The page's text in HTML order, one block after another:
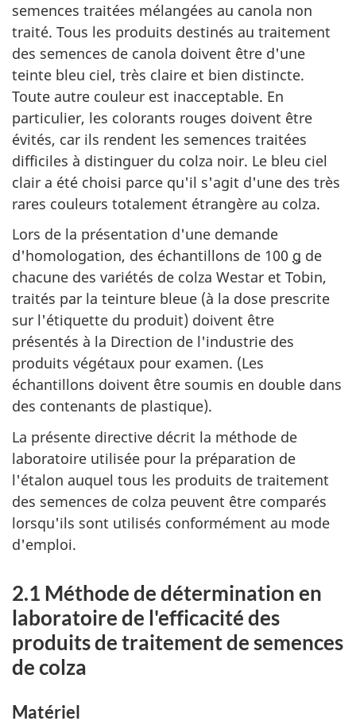
semences traitées mélangées au canola non
traité. Tous les produits destinés au traitement
des semences de canola doivent être d'une
teinte bleu ciel, très claire et bien distincte.
Toute autre couleur est inacceptable. En
particulier, les colorants rouges doivent être
évités, car ils rendent les semences traitées
difficiles à distinguer du colza noir. Le bleu ciel
clair a été choisi parce qu'il s'agit d'une des très
rares couleurs totalement étrangère au colza.
Lors de la présentation d'une demande
d'homologation, des échantillons de 100 g de
chacune des variétés de colza Westar et Tobin,
traités par la teinture bleue (à la dose prescrite
sur l'étiquette du produit) doivent être
présentés à la Direction de l'industrie des
produits végétaux pour examen. (Les
échantillons doivent être soumis en double dans
des contenants de plastique).
La présente directive décrit la méthode de
laboratoire utilisée pour la préparation de
l'étalon auquel tous les produits de traitement
des semences de colza peuvent être comparés
lorsqu'ils sont utilisés conformément au mode
d'emploi.
2.1 Méthode de détermination en
laboratoire de l'efficacité des
produits de traitement de semences
de colza
Matériel